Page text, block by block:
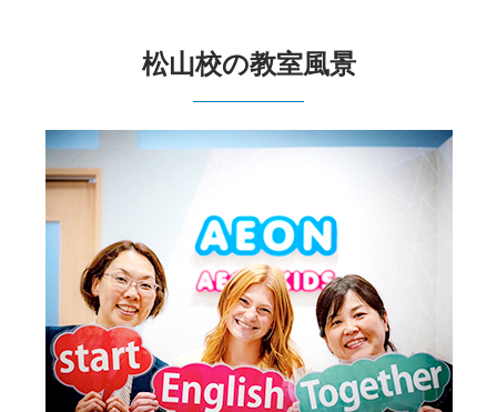
松山校の教室風景